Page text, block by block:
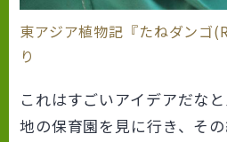
東アジア植物記『たねダンゴ
り
これはすごいアイデアだな
地の保育園を見に行き、そ